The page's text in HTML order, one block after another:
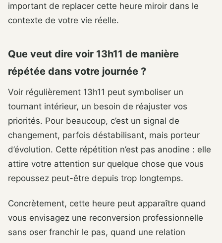
important de replacer cette heure miroir dans le
contexte de votre vie réelle.
Que veut dire voir 13h11 de manière
répétée dans votre journée ?
Voir régulièrement 13h11 peut symboliser un
tournant intérieur, un besoin de réajuster vos
priorités. Pour beaucoup, c’est un signal de
changement, parfois déstabilisant, mais porteur
d’évolution. Cette répétition n’est pas anodine : elle
attire votre attention sur quelque chose que vous
repoussez peut-être depuis trop longtemps.
Concrètement, cette heure peut apparaître quand
vous envisagez une reconversion professionnelle
sans oser franchir le pas, quand une relation